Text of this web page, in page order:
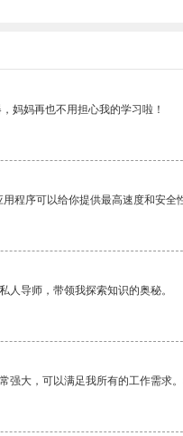
妈妈再也不用担心我的学习啦！
程序可以给你提供最高速度和安全
人导师，带领我探索知识的奥秘。
强大，可以满足我所有的工作需求